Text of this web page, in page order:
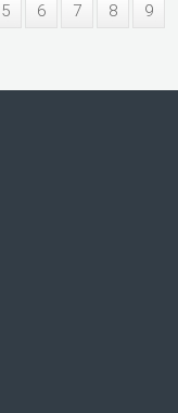
5 6 7 8
9